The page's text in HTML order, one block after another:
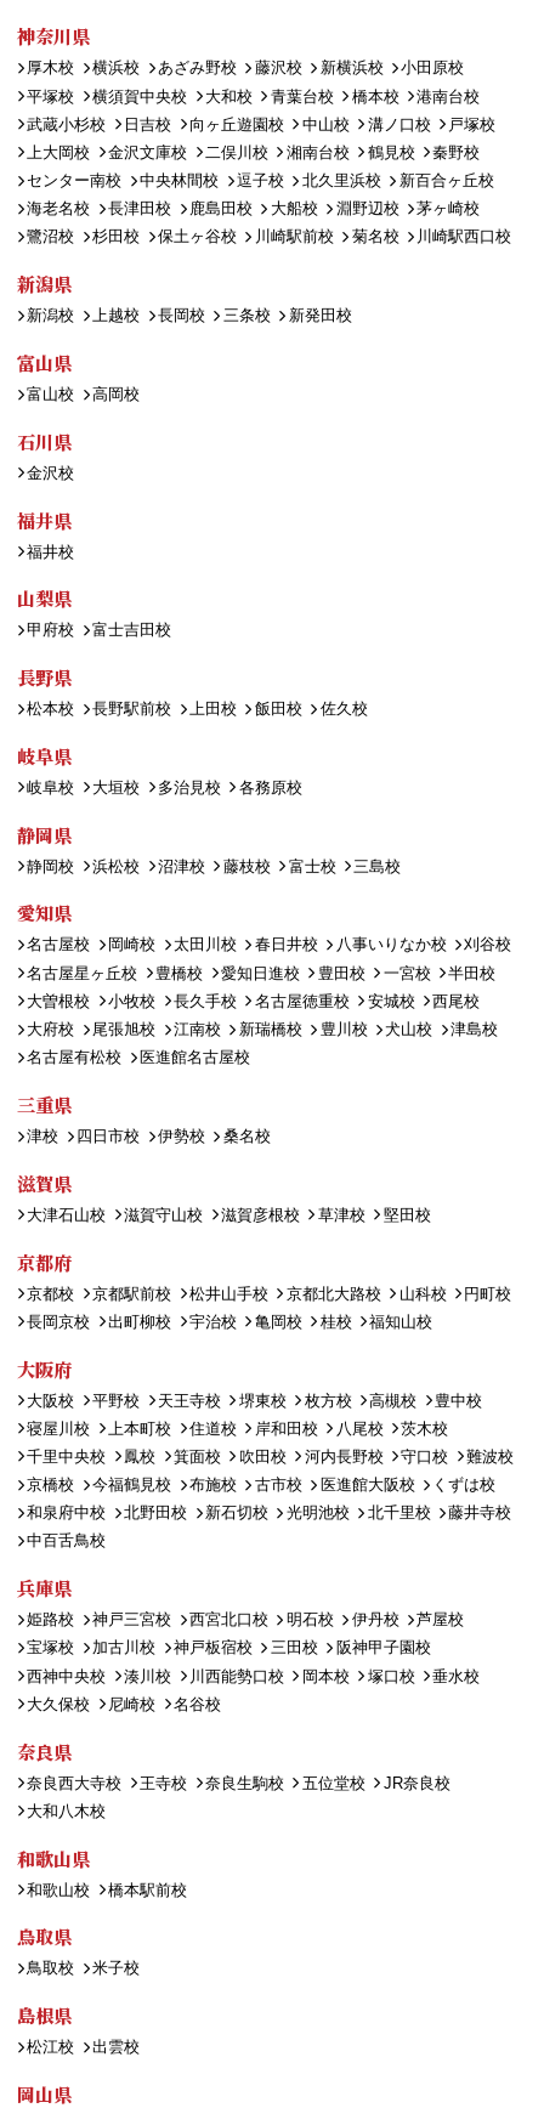
神奈川県
厚木校 横浜校 あざみ野校 藤沢校 新横浜校
小田原校
平塚校
横須賀中央校 大和校 青葉台校 橋本校
港南台校
武蔵小杉校
日吉校 向ヶ丘遊園校 中山校 溝ノ口校
戸塚校
上大岡校
金沢文庫校 二俣川校 湘南台校 鶴見校
秦野校
センター南校
中央林間校 逗子校 北久里浜校
新百合ヶ丘校
海老名校
長津田校 鹿島田校 大船校 淵野辺校
茅ヶ崎校
鷺沼校
杉田校 保土ヶ谷校 川崎駅前校 菊名校 川崎駅西口校
新潟県
新潟校 上越校 長岡校 三条校 新発田校
富山県
富山校 高岡校
石川県
金沢校
福井県
福井校
山梨県
甲府校 富士吉田校
長野県
松本校 長野駅前校 上田校 飯田校 佐久校
岐阜県
岐阜校 大垣校 多治見校 各務原校
静岡県
静岡校 浜松校 沼津校 藤枝校 富士校 三島校
愛知県
名古屋校 岡崎校 太田川校 春日井校 八事いりなか校
刈谷校
名古屋星ヶ丘校
豊橋校 愛知日進校 豊田校 一宮校
半田校
大曽根校
小牧校 長久手校 名古屋徳重校 安城校
西尾校
大府校
尾張旭校 江南校 新瑞橋校 豊川校 犬山校
津島校
名古屋有松校
医進館名古屋校
三重県
津校 四日市校 伊勢校 桑名校
滋賀県
大津石山校 滋賀守山校 滋賀彦根校 草津校 堅田校
京都府
京都校 京都駅前校 松井山手校 京都北大路校 山科校
円町校
長岡京校
出町柳校 宇治校 亀岡校 桂校 福知山校
大阪府
大阪校 平野校 天王寺校 堺東校 枚方校 高槻校
豊中校
寝屋川校
上本町校 住道校 岸和田校 八尾校
茨木校
千里中央校
鳳校 箕面校 吹田校 河内長野校 守口校
難波校
京橋校
今福鶴見校 布施校 古市校 医進館大阪校
くずは校
和泉府中校
北野田校 新石切校 光明池校 北千里校
藤井寺校
中百舌鳥校
兵庫県
姫路校 神戸三宮校 西宮北口校 明石校 伊丹校
芦屋校
宝塚校
加古川校 神戸板宿校 三田校
阪神甲子園校
西神中央校
湊川校 川西能勢口校 岡本校 塚口校
垂水校
大久保校
尼崎校 名谷校
奈良県
奈良西大寺校 王寺校 奈良生駒校 五位堂校
JR奈良校
大和八木校
和歌山県
和歌山校 橋本駅前校
鳥取県
鳥取校 米子校
島根県
松江校 出雲校
岡山県